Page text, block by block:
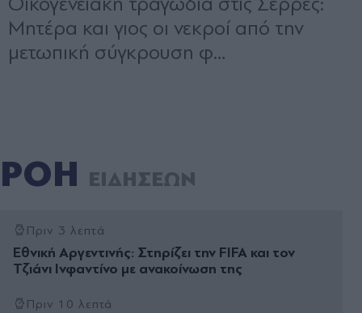
ΡΟΗ ΕΙΔΗΣΕΩΝ
Πριν 3 λεπτά
Εθνική Αργεντινής: Στηρίζει την FIFA και τον
Τζιάνι Ινφαντίνο με ανακοίνωση της
Πριν 10 λεπτά